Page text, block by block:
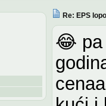
Re: EPS
😂 pa